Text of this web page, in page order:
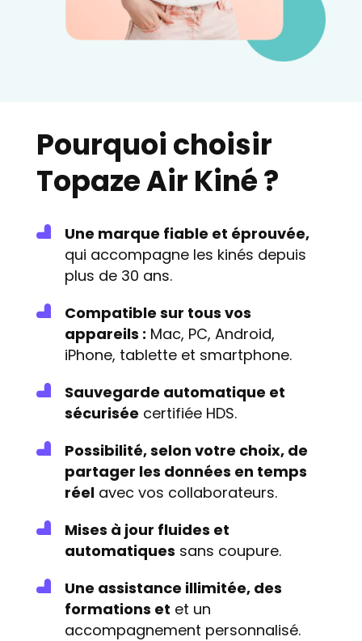
Pourquoi choisir
Topaze Air Kiné ?
Une marque fiable et éprouvée,
qui accompagne les kinés depuis
plus de 30 ans.
Compatible sur tous vos
appareils : Mac, PC, Android,
iPhone, tablette et smartphone.
Sauvegarde automatique et
sécurisée certifiée HDS.
Possibilité, selon votre choix, de
partager les données en temps
réelavec vos collaborateurs.
Mises à jour fluides et
automatiques sans coupure.
Une assistance illimitée, des
formations et et un
accompagnement personnalisé.